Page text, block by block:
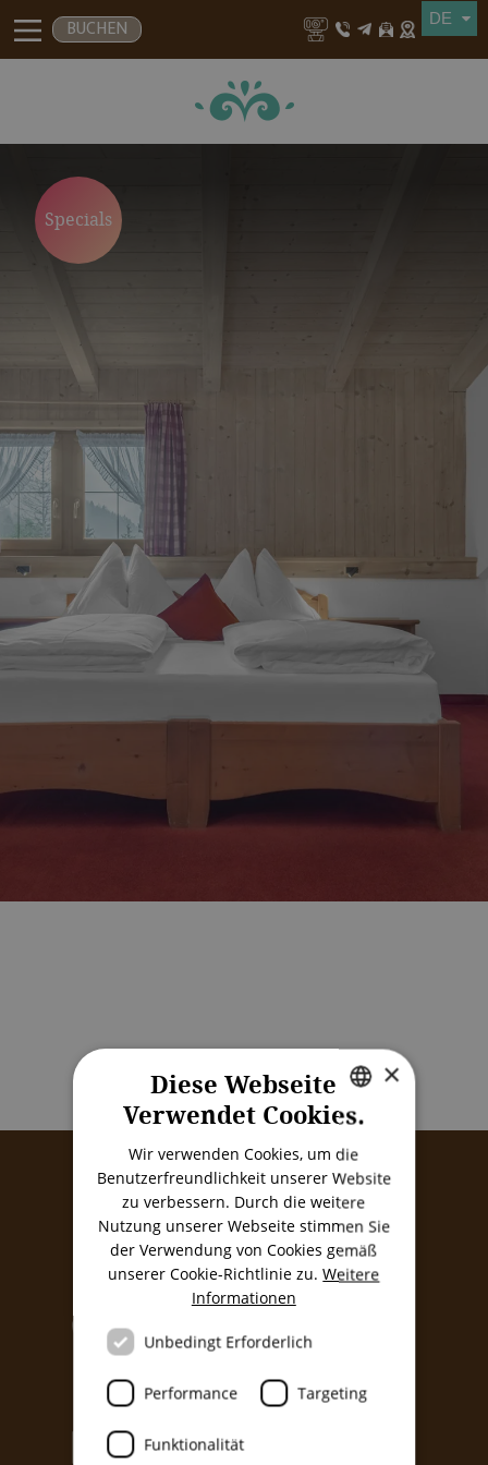
BUCHEN
Specials
KONTAKT
+39 0474 501215
info@aquabadcortina.it
ENGLISH
ITALIAN
×
Diese Webseite
Verwendet Cookies.
Wir verwenden Cookies, um die
Benutzerfreundlichkeit unserer Website
zu verbessern. Durch die weitere
Nutzung unserer Webseite stimmen Sie
der Verwendung von Cookies gemäß
unserer Cookie-Richtlinie zu. Weitere
Informationen
Unbedingt Erforderlich
Performance Targeting
Funktionalität